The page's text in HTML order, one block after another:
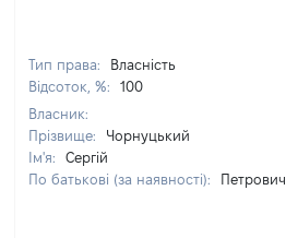
Тип права:
Власність
Відсоток, %:
100
Власник:
Прізвище:
Чорнуцький
Ім'я:
Сергій
По батькові (за наявності):
Петрович